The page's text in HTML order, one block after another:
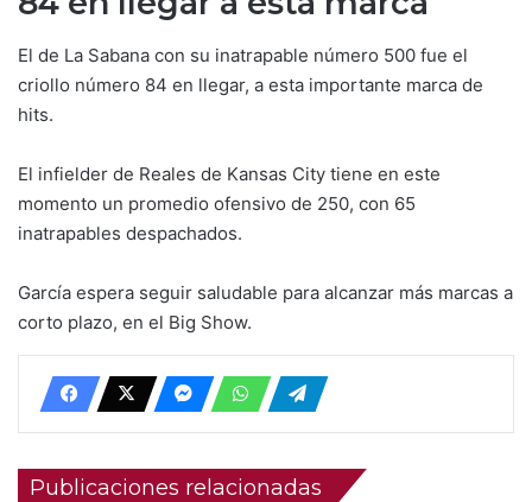
El de La Sabana con su inatrapable número 500 fue el
criollo número 84 en llegar, a esta importante marca de
hits.
El infielder de Reales de Kansas City tiene en este
momento un promedio ofensivo de 250, con 65
inatrapables despachados.
García espera seguir saludable para alcanzar más marcas a
corto plazo, en el Big Show.
Publicaciones relacionadas